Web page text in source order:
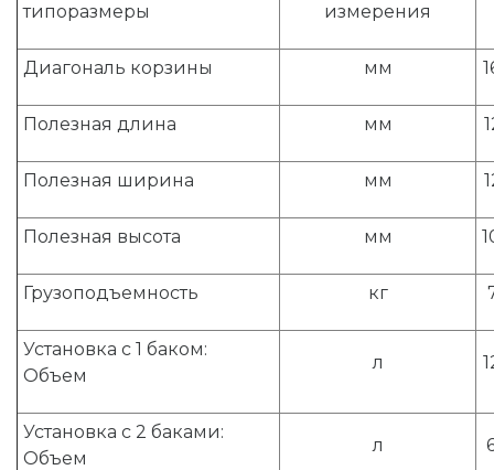
типоразмеры
измерения
Диагональ корзины мм
Полезная длина мм
Полезная ширина мм
Полезная высота мм
Грузоподъемность кг
Установка с 1 баком:
Объем
л
Установка с 2 баками:
Объем
л